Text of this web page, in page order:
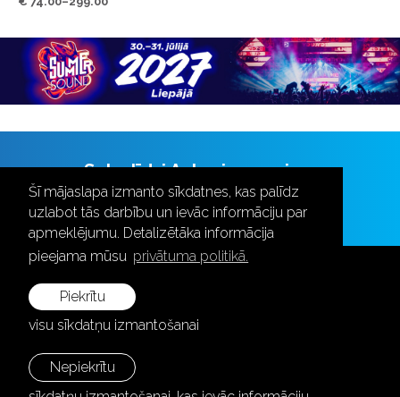
Šī mājaslapa izmanto sīkdatnes, kas palīdz
uzlabot tās darbību un ievāc informāciju par
apmeklējumu. Detalizētāka informācija
pieejama mūsu privātuma politikā.
Nepiekrītu
Piekrītu
visu sīkdatņu izmantošanai
Seko līdzi Aulas jaunumiem
+371 28787870
info@aula.lv